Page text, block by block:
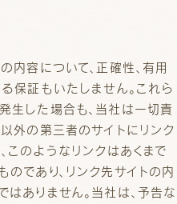
内容について、正確性、有用
保証もいたしません。これら
生した場合も、当社は一切責
外の第三者のサイトにリンク
このようなリンクはあくまで
であり、リンク先サイトの内
ありません。当社は、予告な